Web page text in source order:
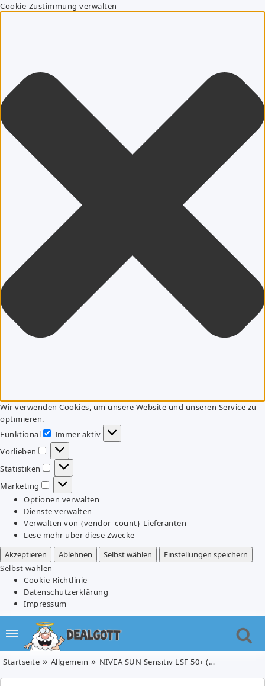
Cookie-Zustimmung verwalten
Wir verwenden Cookies, um unsere Website und unseren Service zu
optimieren.
Funktional
Funktional
Immer aktiv
Vorlieben
Vorlieben
Statistiken
Statistiken
Marketing
Marketing
Optionen verwalten
Dienste verwalten
Verwalten von {vendor_count}-Lieferanten
Lese mehr über diese Zwecke
Akzeptieren
Ablehnen Selbst wählen
Einstellungen speichern
Selbst wählen
Cookie-Richtlinie
Datenschutzerklärung
Impressum
Startseite Allgemein NIVEA SUN Sensitiv LSF 50+ (200 ml) für 7€ im Spar-Abo (Vgl. 12,62€)